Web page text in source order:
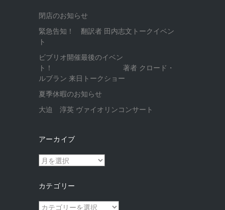
閉店のお知らせ
緊急告知！ 翻訳者 田内志文トークイベン
ト
ビブリオ開催最後のイベン
ト！ 著者 クロード・
ルブラン 来日トークショー
夏季休暇のお知らせ
大迫 淳英 ヴァイオリンコンサート
アーカイブ
ア
ー
イ
ブ
カテゴリー
カ